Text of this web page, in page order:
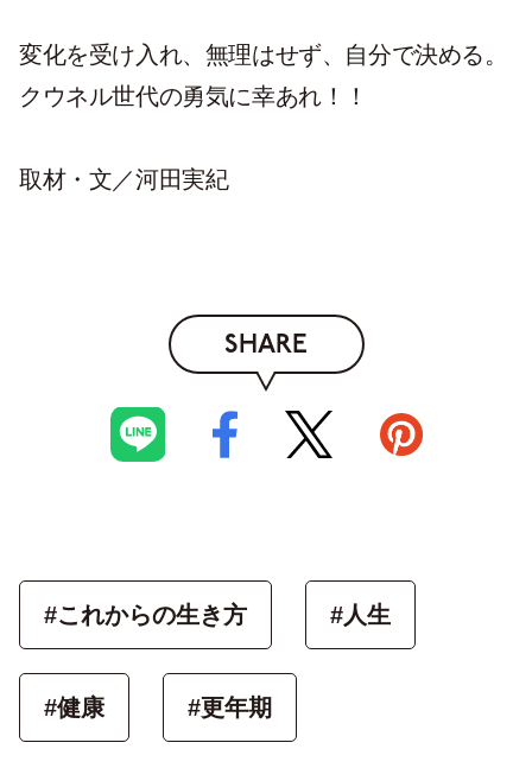
変化を受け入れ、無理はせず、自分で決める。
クウネル世代の勇気に幸あれ！！
取材・文／河田実紀
SHARE
#これからの生き方 #人生
#健康 #更年期